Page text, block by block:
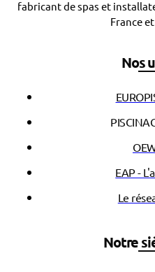
fabricant de spas et
France
Nos
EAP -
Le
Notre